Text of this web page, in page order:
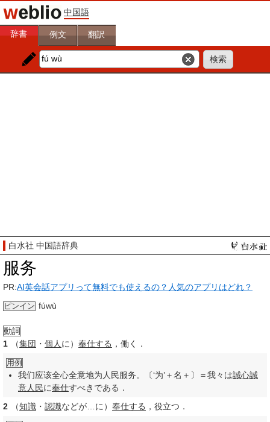
中国語
辞書 例文 翻訳
白水社 中国語辞典
服务
PR:AI英会話アプリって無料でも使えるの？人気のアプリはどれ？
ピンイン fúwù
動詞
1
（集団 ・ 個人 に） 奉仕する ，働く．
用例
我们应该全心全意地为人民服务。〔‘为’＋名＋〕＝我々は誠心誠
意人民に奉仕すべきである．
2
（知識 ・ 認識などが…に） 奉仕する ，役立つ．